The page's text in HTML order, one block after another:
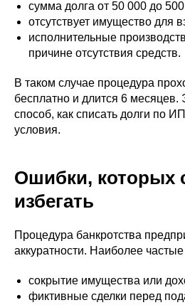
сумма долга от 50 000 до
отсутствует имущество для
исполнительные
причине отсутствия средств.
В таком случае процедура
бесплатно и длится 6 месяцев.
способ, как списать долги по
условия.
Ошибки, которых
избегать
Процедура банкротства
аккуратности. Наиболее
сокрытие имущества или
фиктивные сделки перед